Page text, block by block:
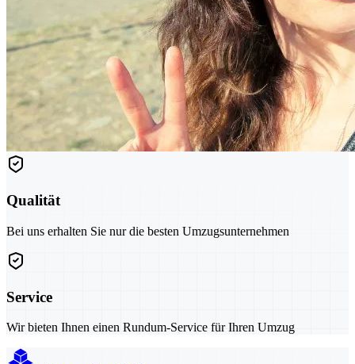
Qualität
Bei uns erhalten Sie nur die besten Umzugsunternehmen
Service
Wir bieten Ihnen einen Rundum-Service für Ihren Umzug